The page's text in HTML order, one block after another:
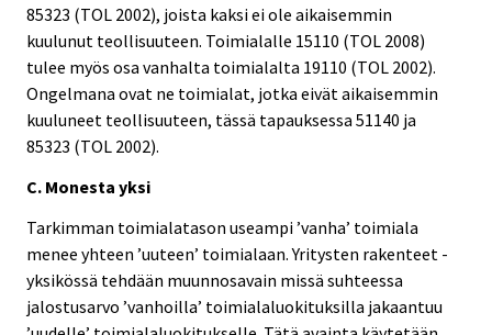
85323 (TOL 2002), joista kaksi ei ole aikaisemmin
kuulunut teollisuuteen. Toimialalle 15110 (TOL 2008)
tulee myös osa vanhalta toimialalta 19110 (TOL 2002).
Ongelmana ovat ne toimialat, jotka eivät aikaisemmin
kuuluneet teollisuuteen, tässä tapauksessa 51140 ja
85323 (TOL 2002).
C. Monesta yksi
Tarkimman toimialatason useampi ’vanha’ toimiala
menee yhteen ’uuteen’ toimialaan. Yritysten rakenteet -
yksikössä tehdään muunnosavain missä suhteessa
jalostusarvo ’vanhoilla’ toimialaluokituksilla jakaantuu